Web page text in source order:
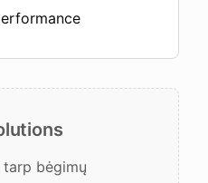
bėgimų